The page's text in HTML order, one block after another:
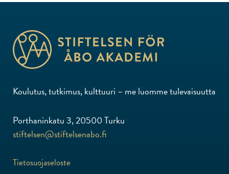
Koulutus, tutkimus, kulttuuri – me luomme tulevaisuutta
Porthaninkatu 3, 20500 Turku
stiftelsen@stiftelsenabo.fi
Tietosuojaseloste